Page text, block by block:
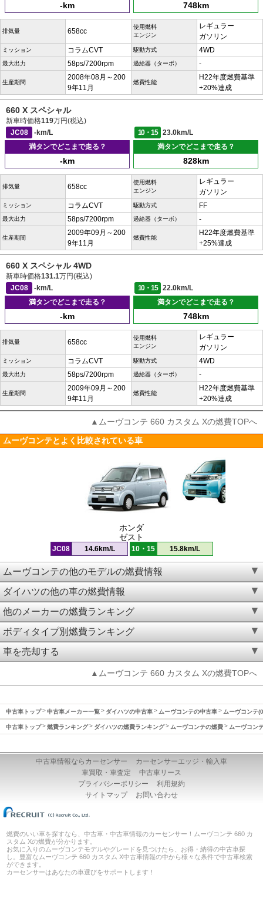
-km 748km
排気量 658cc
使用燃料
エンジン
レギュラー
ガソリン
ミッション コラムCVT 駆動方式 4WD
最大出力 58ps/7200rpm 過給器（ターボ） -
生産期間
2008年08月～200
9年11月
燃費性能
H22年度燃費基準
+20%達成
660 X スペシャル
新車時価格119万円(税込)
JC08
-km/L 10・15
23.0km/L
満タンでどこまで走る？
-km
満タンでどこまで走る？
828km
排気量 658cc
使用燃料
エンジン
レギュラー
ガソリン
ミッション コラムCVT 駆動方式 FF
最大出力 58ps/7200rpm 過給器（ターボ） -
生産期間
2009年09月～200
9年11月
燃費性能
H22年度燃費基準
+25%達成
660 X スペシャル 4WD
新車時価格131.1万円(税込)
JC08
-km/L 10・15
22.0km/L
満タンでどこまで走る？
-km
満タンでどこまで走る？
748km
排気量 658cc
使用燃料
エンジン
レギュラー
ガソリン
ミッション コラムCVT 駆動方式 4WD
最大出力 58ps/7200rpm 過給器（ターボ） -
生産期間
2009年09月～200
9年11月
燃費性能
H22年度燃費基準
+20%達成
▲ムーヴコンテ 660 カスタム Xの燃費TOPへ
ムーヴコンテとよく比較されている車
ホンダ
ゼスト
JC08 14.6km/L 10・15 15.8km/L
ムーヴコンテの他のモデルの燃費情報
ダイハツの他の車の燃費情報
他のメーカーの燃費ランキング
ボディタイプ別燃費ランキング
車を売却する
▲ムーヴコンテ 660 カスタム Xの燃費TOPへ
中古車トップ 中古車メーカー一覧 ダイハツの中古車 ムーヴコンテの中古車 ムーヴコンテ
中古車トップ 燃費ランキング ダイハツの燃費ランキング ムーヴコンテの燃費 ムーヴコン
中古車情報ならカーセンサー
カーセンサーエッジ・輸入車
車買取・車査定
中古車リース
プライバシーポリシー
利用規約
サイトマップ
お問い合わせ
燃費のいい車を探すなら、中古車・中古車情報のカーセンサー！ムーヴコンテ 660 カ
スタム Xの燃費が分かります。
お気に入りのムーヴコンテモデルやグレードを見つけたら、お得・納得の中古車探
し。豊富なムーヴコンテ 660 カスタム X中古車情報の中から様々な条件で中古車検索
ができます。
カーセンサーはあなたの車選びをサポートします！